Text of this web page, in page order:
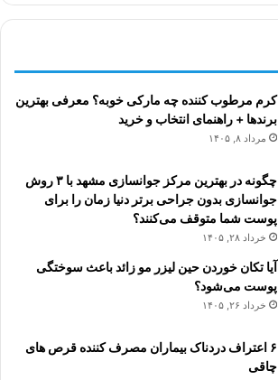
کرم مرطوب کننده چه مارکی خوبه؟ معرفی بهترین
برندها + راهنمای انتخاب و خرید
مرداد ۸, ۱۴۰۵
چگونه در بهترین مرکز جوانسازی مشهد با ۳ روش
جوانسازی بدون جراحی برتر دنیا زمان را برای
پوست شما متوقف می‌کنند؟
خرداد ۲۸, ۱۴۰۵
آیا تکان خوردن حین لیزر مو زائد باعث سوختگی
پوست می‌شود؟
خرداد ۲۶, ۱۴۰۵
۶ اعتراف دردناک بیماران مصرف کننده قرص های
چاقی